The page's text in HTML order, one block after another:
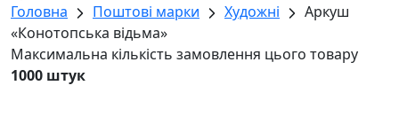
Головна
Поштові марки Художні
Аркуш
«Конотопська відьма»
Максимальна кількість замовлення цього товару
1000 штук